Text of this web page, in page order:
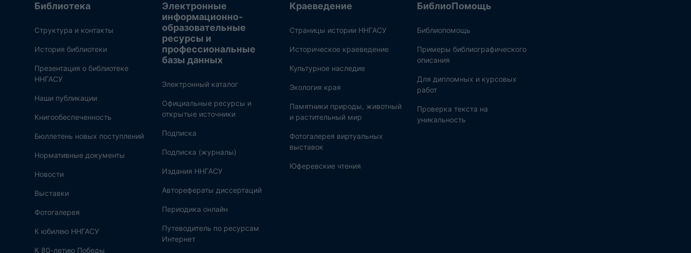
Библиотека
Структура и контакты
История библиотеки
Презентация о библиотеке
ННГАСУ
Наши публикации
Книгообеспеченность
Бюллетень новых поступлений
Нормативные документы
Новости
Выставки
Фотогалерея
К юбилею ННГАСУ
К 80-летию Победы
Электронные
информационно-
образовательные
ресурсы и
профессиональные
базы данных
Электронный каталог
Официальные ресурсы и
открытые источники
Подписка
Подписка (журналы)
Издания ННГАСУ
Авторефераты диссертаций
Периодика онлайн
Путеводитель по ресурсам
Интернет
Краеведение
Страницы истории ННГАСУ
Историческое краеведение
Культурное наследие
Экология края
Памятники природы, животный
и растительный мир
Фотогалерея виртуальных
выставок
Юферевские чтения
БиблиоПомощь
Библиопомощь
Примеры библиографического
описания
Для дипломных и курсовых
работ
Проверка текста на
уникальность